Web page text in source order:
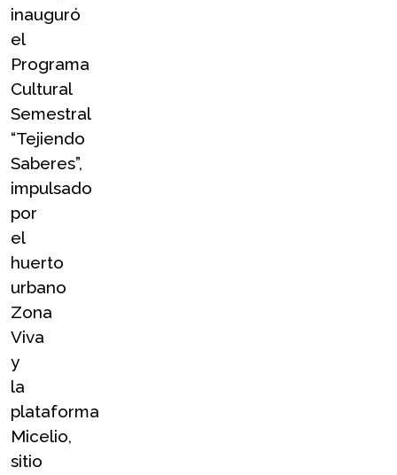
inauguró
el
Programa
Cultural
Semestral
“Tejiendo
Saberes”,
impulsado
por
el
huerto
urbano
Zona
Viva
y
la
plataforma
Micelio,
sitio